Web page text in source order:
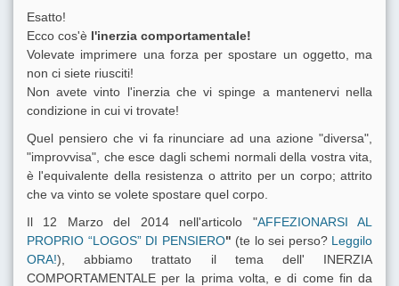
Esatto!
Ecco cos'è l'inerzia comportamentale!
Volevate imprimere una forza per spostare un oggetto, ma
non ci siete riusciti!
Non avete vinto l'inerzia che vi spinge a mantenervi nella
condizione in cui vi trovate!
Quel pensiero che vi fa rinunciare ad una azione "diversa",
"improvvisa", che esce dagli schemi normali della vostra vita,
è l'equivalente della resistenza o attrito per un corpo; attrito
che va vinto se volete spostare quel corpo.
Il 12 Marzo del 2014 nell'articolo "AFFEZIONARSI AL
PROPRIO “LOGOS” DI PENSIERO" (te lo sei perso? Leggilo
ORA!), abbiamo trattato il tema dell' INERZIA
COMPORTAMENTALE per la prima volta, e di come fin da